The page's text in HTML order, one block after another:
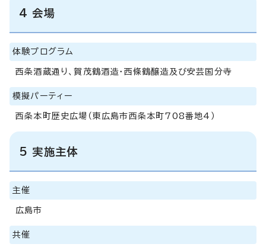
4 会場
体験プログラム
西条酒蔵通り、賀茂鶴酒造・西條鶴醸造及び安芸国分寺
模擬パーティー
西条本町歴史広場（東広島市西条本町708番地4）
5 実施主体
主催
広島市
共催